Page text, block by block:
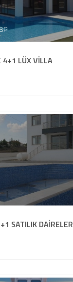
4+1 LÜX VİLLA
SATILIK DAİRELER